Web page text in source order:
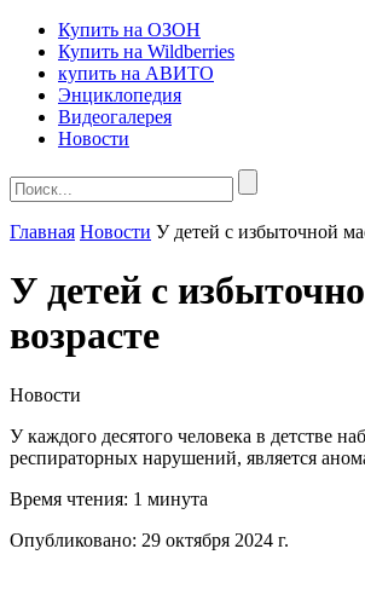
Купить на ОЗОН
Купить на Wildberries
купить на АВИТО
Энциклопедия
Видеогалерея
Новости
Главная Новости У детей с избыточной
У детей с
возрасте
Новости
У каждого десятого человека в детстве
респираторных нарушений, является
Время чтения: 1 минута
Опубликовано: 29 октября 2024 г.